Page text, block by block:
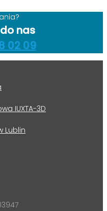
nas
02 09
IUXTA-3D
Lublin